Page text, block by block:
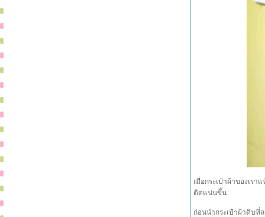
เมื่อกระเป๋าผ้าของเร
ติดแน่นขึ้น
ก่อนนำกระเป๋าผ้าดิบที่